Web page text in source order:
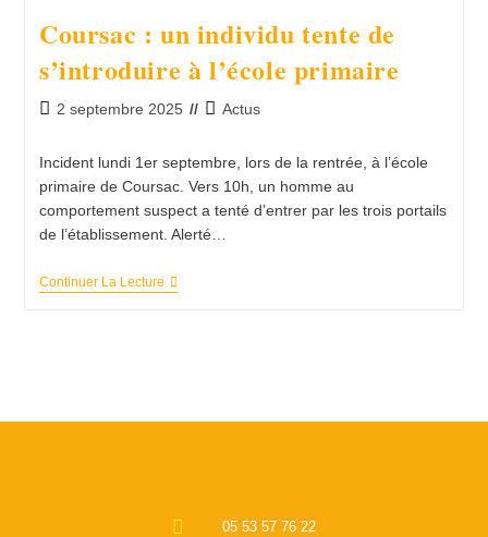
Coursac : un individu tente de
s’introduire à l’école primaire
2 septembre 2025 Actus
Incident lundi 1er septembre, lors de la rentrée, à l’école
primaire de Coursac. Vers 10h, un homme au
comportement suspect a tenté d’entrer par les trois portails
de l’établissement. Alerté…
Continuer La Lecture
05 53 57 76 22